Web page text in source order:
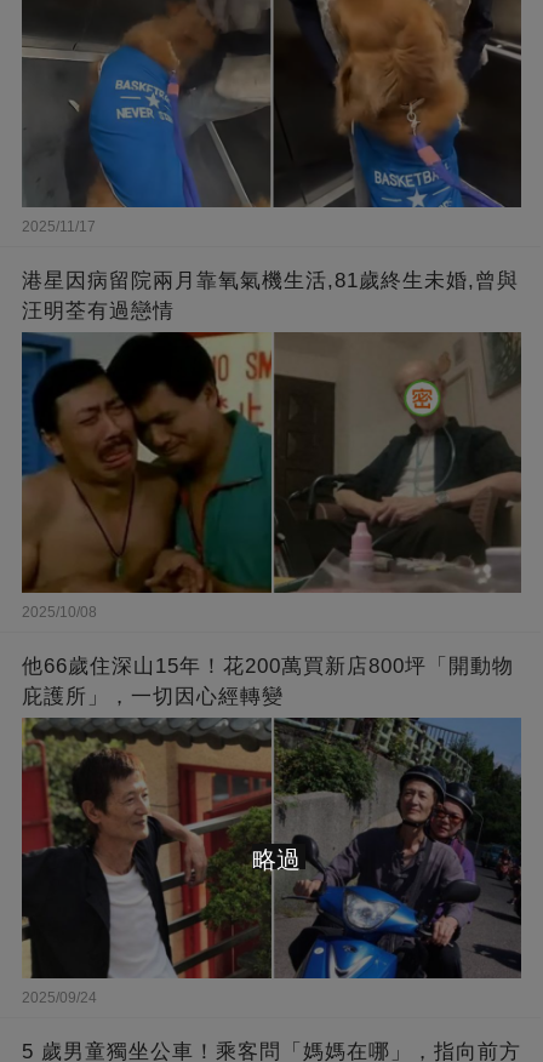
2025/11/17
港星因病留院兩月靠氧氣機生活,81歲終生未婚,曾與
汪明荃有過戀情
2025/10/08
他66歲住深山15年！花200萬買新店800坪「開動物
庇護所」，一切因心經轉變
2025/09/24
5 歲男童獨坐公車！乘客問「媽媽在哪」，指向前方
略過